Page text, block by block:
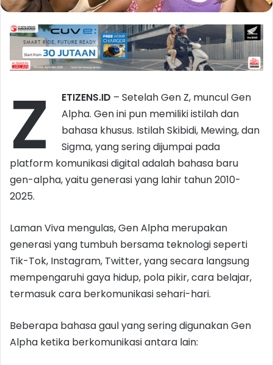
Z ETIZENS.ID – Setelah Gen Z, muncul Gen
Alpha. Gen ini pun memiliki istilah dan
bahasa khusus. Istilah Skibidi, Mewing, dan
Sigma, yang sering dijumpai pada
platform komunikasi digital adalah bahasa baru
gen-alpha, yaitu generasi yang lahir tahun 2010-
2025.
Laman Viva mengulas, Gen Alpha merupakan
generasi yang tumbuh bersama teknologi seperti
Tik-Tok, Instagram, Twitter, yang secara langsung
mempengaruhi gaya hidup, pola pikir, cara belajar,
termasuk cara berkomunikasi sehari-hari.
Beberapa bahasa gaul yang sering digunakan Gen
Alpha ketika berkomunikasi antara lain: